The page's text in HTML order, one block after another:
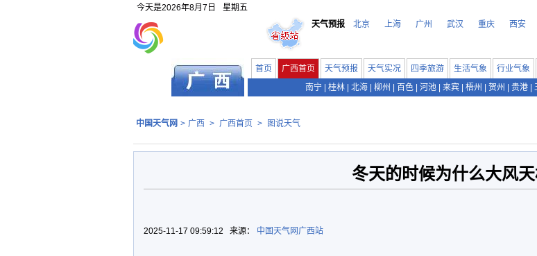
今天是2026年8月7日 星期五
天气预报
北京 上海 广州 武汉 重庆 西安
首页 广西首页 天气预报 天气实况 四季旅游 生活气象 行业气象
南宁
桂林 北海 柳州 百色 河池 来宾 梧州 贺州 贵港
中国天气网 > 广西 > 广西首页 > 图说天气
冬天的时候为什么大风天
2025-11-17 09:59:12 来源： 中国天气网广西站